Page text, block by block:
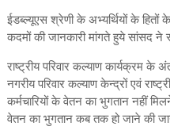
ईडब्‍ल्‍यूएस श्रेणी के अभ्‍यर्थियों के हितों
कदमों की जानकारी मांगते हुये सांसद
राष्‍ट्रीय परिवार कल्‍याण कार्यक्रम के
नगरीय परिवार कल्‍याण केन्‍द्रों एवं
कर्मचारियों के वेतन का भुगतान नहीं
वेतन का भुगतान कब तक हो जाने की